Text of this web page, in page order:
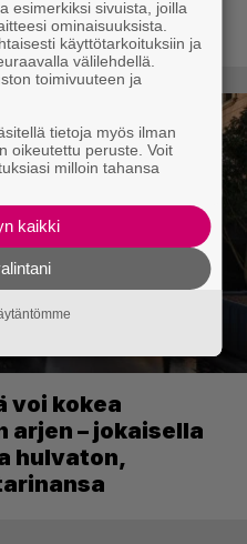
voi kokea
– jokaisella
hulvaton,
esimerkiksi sivuista, joilla
ominaisuuksista.
käyttötarkoituksiin ja
välilehdellä.
toimivuuteen ja
tietoja myös ilman
oikeutettu peruste. Voit
milloin tahansa
kaikki